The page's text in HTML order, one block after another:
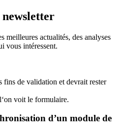
meilleures actualités, des analyses
vous intéressent.
fins de validation et devrait rester
voit le formulaire.
d’un module de